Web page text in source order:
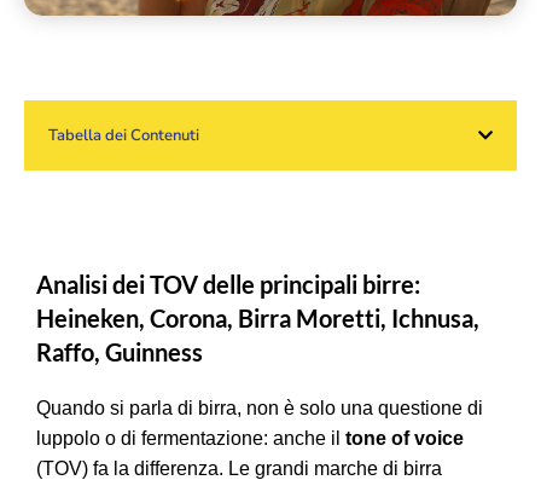
Tabella dei Contenuti
Analisi dei TOV delle principali birre:
Heineken, Corona, Birra Moretti, Ichnusa,
Raffo, Guinness
Quando si parla di birra, non è solo una questione di
luppolo o di fermentazione: anche il tone of voice
(TOV) fa la differenza. Le grandi marche di birra